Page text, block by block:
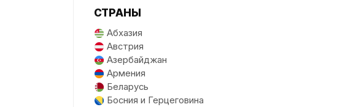
СТРАНЫ
Абхазия
Австрия
Азербайджан
Армения
Беларусь
Босния и Герцеговина